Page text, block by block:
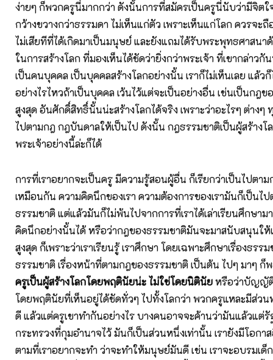
ง่ายๆ ก็พวกครูนี่มากกว่า ดังนั้นการที่สมัครเป็นครูนี่นับว่ามีจิตใ
กว้างขวางกว่าธรรมดา ไม่เห็นแก่ตัว เพราะเห็นแก่โลก ควรจะถื
ไม่เสียทีที่ได้เกิดมาเป็นมนุษย์ และยังแถมได้รับพระพุทธศาสนา
ในการสร้างโลก ที่มองเห็นได้ชัดว่ายิ่งกว่าพระเจ้า ที่เขากล่าวกั
เป็นคนบุคคล เป็นบุคคลสร้างโลกอย่างนั้น เราก็ไม่เห็นเลย แล้วก็
อย่างไรไหวถ้าเป็นบุคคล เว้นไว้แต่จะเป็นอย่างอื่น เช่นเป็นกฎ
สูงสุด อันศักดิ์สิทธิ์นั้นน่ะสร้างโลกได้จริง เพราะว่าอะไรๆ ต่างๆ
ไปตามกฎ กฎบันดาลให้เป็นไป ดังนั้น กฎธรรมชาติเป็นผู้สร้างโ
พระเจ้าอย่างนี้ล่ะก็ได้
การที่เราอยากจะเป็นครู มีความรู้สอนผู้อื่น ก็เรียกว่าเป็นไปตา
เหมือนกัน ความคิดนึกของเรา ความต้องการของเรามันก็เป็นไ
ธรรมชาติ แต่แล้วมันก็ไม่พ้นไปจากการที่เราได้เล่าเรียนศึกษาม
คิดนึกอย่างนั้นได้ หรือว่ากฎของธรรมชาติมันจะมาสนับสนุนให้
สูงสุด ก็เพราะว่าเราเรียนรู้ เราศึกษา โดยเฉพาะศึกษาเรื่องธรร
ธรรมชาติ เรื่องหน้าที่ตามกฎของธรรมชาติ เป็นต้น ไปๆ มาๆ ก็
ครูเป็นผู้สร้างโลกโดยพฤตินัยน่ะ ไม่ใช่โดยนิตินัยหรือว่าบัญญัติ
โดยพฤตินัยที่เห็นอยู่ได้ชัดทั่วๆ ไปทั้งโลกว่า พวกครูแหละมีส่วน
ดี แล้วแต่ครูเขาทำกันอย่างไร บางคนอาจจะค้านว่ามันแล้วแต่
กระทรวงที่กุมอำนาจไว้ มันก็เป็นส่วนหนึ่งเท่านั้น เรายังมีโอกา
ตามที่เราอยากจะทำ ว่าจะทำให้มนุษย์มันดี เช่น เราจะอบรมเด็